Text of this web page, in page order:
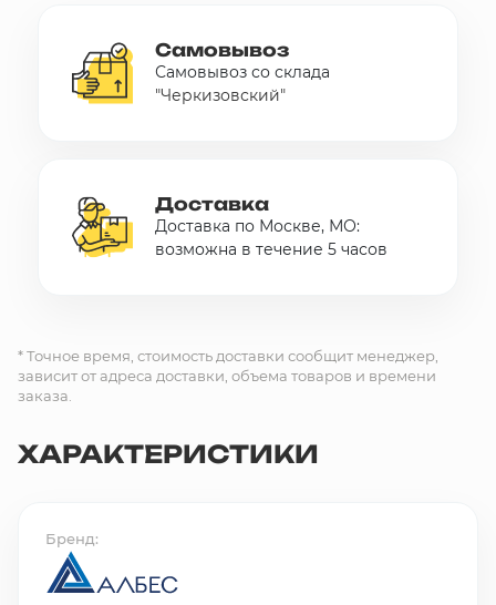
Самовывоз
Самовывоз со склада
"Черкизовский"
Доставка
Доставка по Москве, МО:
возможна в течение 5 часов
* Точное время, стоимость доставки сообщит менеджер,
зависит от адреса доставки, объема товаров и времени
заказа.
ХАРАКТЕРИСТИКИ
Бренд